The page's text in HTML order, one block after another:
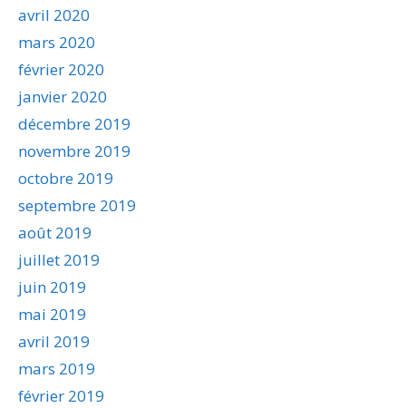
avril 2020
mars 2020
février 2020
janvier 2020
décembre 2019
novembre 2019
octobre 2019
septembre 2019
août 2019
juillet 2019
juin 2019
mai 2019
avril 2019
mars 2019
février 2019